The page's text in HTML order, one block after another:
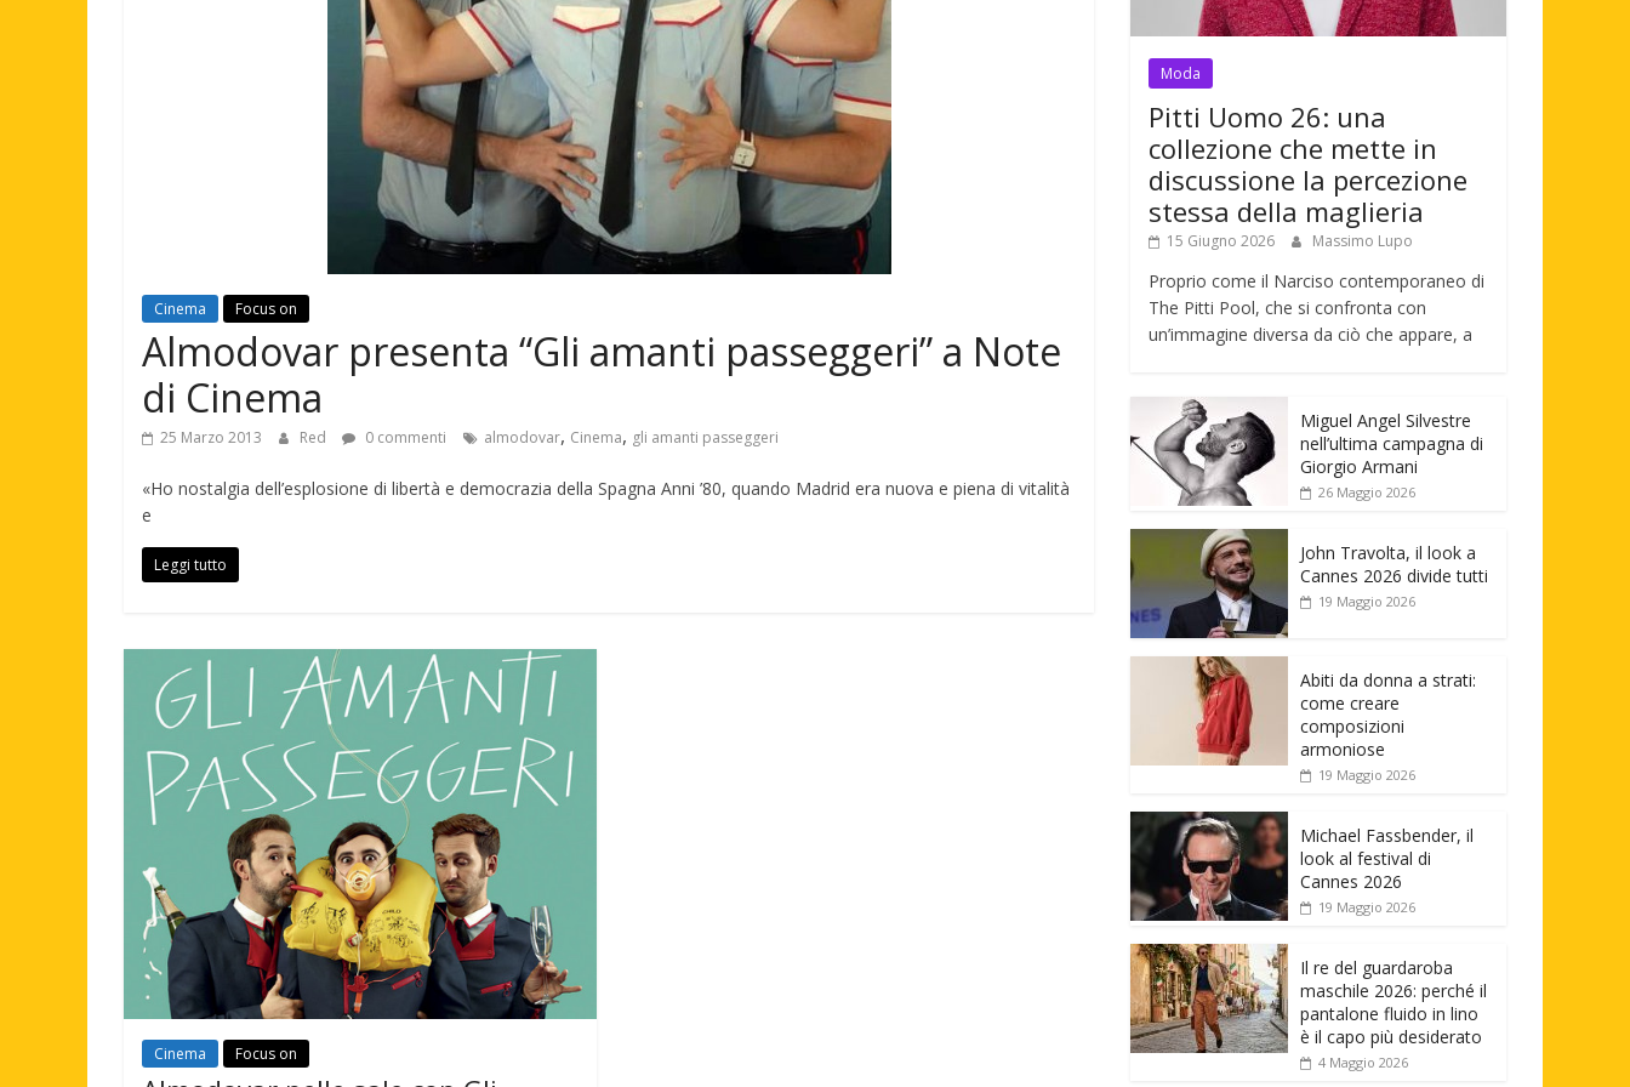
Cinema Focus on
Almodovar presenta “Gli amanti passeggeri” a Note
di Cinema
25 Marzo 2013 Red 0 commenti almodovar, Cinema, gli amanti passeggeri
«Ho nostalgia dell’esplosione di libertà e democrazia della Spagna Anni ’80, quando Madrid era nuova e piena di vitalità
e
Leggi tutto
Cinema Focus on
Moda
Pitti Uomo 26: una
collezione che mette in
discussione la percezione
stessa della maglieria
15 Giugno 2026 Massimo Lupo
Proprio come il Narciso contemporaneo di
The Pitti Pool, che si confronta con
un’immagine diversa da ciò che appare, a
Miguel Angel Silvestre
nell’ultima campagna di
Giorgio Armani
26 Maggio 2026
John Travolta, il look a
Cannes 2026 divide tutti
19 Maggio 2026
Abiti da donna a strati:
come creare
composizioni
armoniose
19 Maggio 2026
Michael Fassbender, il
look al festival di
Cannes 2026
19 Maggio 2026
Il re del guardaroba
maschile 2026: perché il
pantalone fluido in lino
è il capo più desiderato
4 Maggio 2026